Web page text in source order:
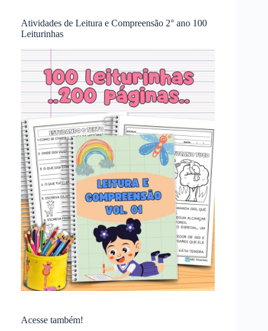
Atividades de Leitura e Compreensão 2° ano 100
Leiturinhas
Acesse também!